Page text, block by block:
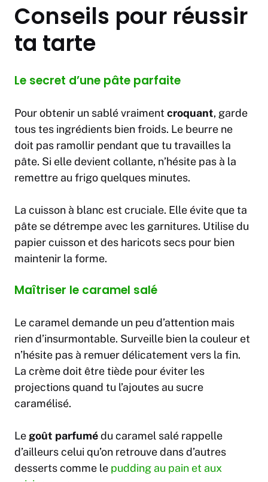
Conseils pour réussir
ta tarte
Le secret d’une pâte parfaite
Pour obtenir un sablé vraimentcroquant, garde
tous tes ingrédients bien froids. Le beurre ne
doit pas ramollir pendant que tu travailles la
pâte. Si elle devient collante, n’hésite pas à la
remettre au frigo quelques minutes.
La cuisson à blanc est cruciale. Elle évite que ta
pâte se détrempe avec les garnitures. Utilise du
papier cuisson et des haricots secs pour bien
maintenir la forme.
Maîtriser le caramel salé
Le caramel demande un peu d’attention mais
rien d’insurmontable. Surveille bien la couleur et
n’hésite pas à remuer délicatement vers la fin.
La crème doit être tiède pour éviter les
projections quand tu l’ajoutes au sucre
caramélisé.
Le goût parfumédu caramel salé rappelle
d’ailleurs celui qu’on retrouve dans d’autres
desserts comme le pudding au pain et aux